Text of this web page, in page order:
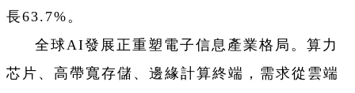
長63.7%。
全球AI發展正重塑電子信息產業格局。算力
芯片、高帶寬存儲、邊緣計算終端，需求從雲端